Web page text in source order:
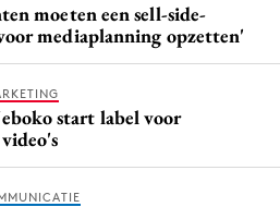
moeten een sell-side-
mediaplanning opzetten'
start label voor